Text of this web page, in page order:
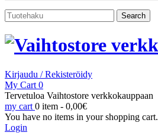
Search
for:
Kirjaudu / Rekisteröidy
My Cart 0
Tervetuloa Vaihtostore verkkokauppaan
my cart 0 item - 0,00€
You have no items in your shopping cart.
Login